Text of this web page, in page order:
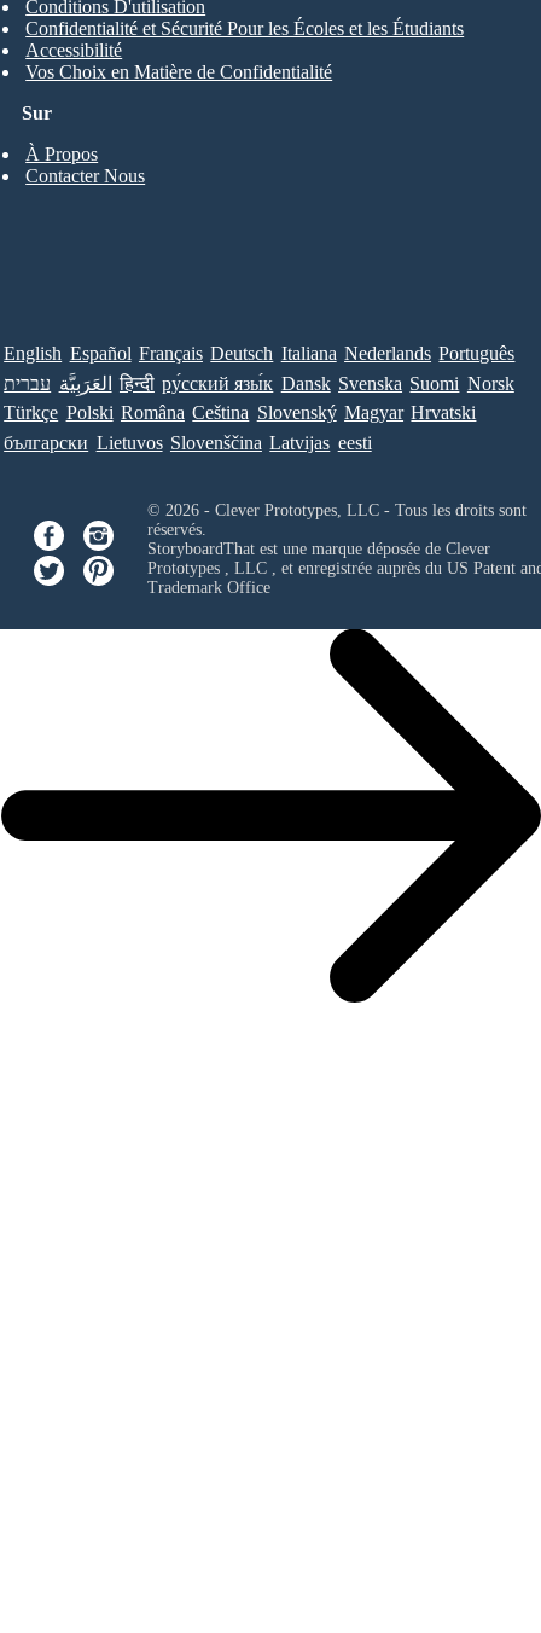
Sur
À Propos
Contacter Nous
Conditions D'utilisation
Confidentialité et Sécurité Pour les Écoles et les Étudiants
Accessibilité
Vos Choix en Matière de Confidentialité
English Español Français Deutsch Italiana Nederlands Português
עברית العَرَبِيَّة हिन्दी ру́сский язы́к Dansk Svenska Suomi Norsk
Türkçe Polski Româna Ceština Slovenský Magyar Hrvatski
български Lietuvos Slovenščina Latvijas eesti
© 2026 - Clever Prototypes, LLC - Tous les droits sont
réservés.
StoryboardThat est une marque déposée de Clever
Prototypes , LLC, et enregistrée auprès du US Patent
Trademark Office